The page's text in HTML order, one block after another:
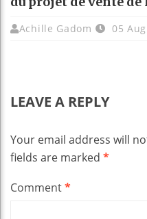
Achille Gadom 05
LEAVE A REPLY
Your email address will
fields are marked *
Comment*